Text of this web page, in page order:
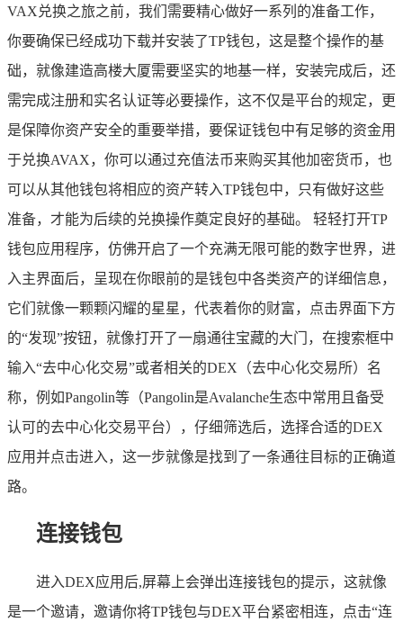
VAX兑换之旅之前，我们需要精心做好一系列的准备工作，
你要确保已经成功下载并安装了TP钱包，这是整个操作的基
础，就像建造高楼大厦需要坚实的地基一样，安装完成后，还
需完成注册和实名认证等必要操作，这不仅是平台的规定，更
是保障你资产安全的重要举措，要保证钱包中有足够的资金用
于兑换AVAX，你可以通过充值法币来购买其他加密货币，也
可以从其他钱包将相应的资产转入TP钱包中，只有做好这些
准备，才能为后续的兑换操作奠定良好的基础。 轻轻打开TP
钱包应用程序，仿佛开启了一个充满无限可能的数字世界，进
入主界面后，呈现在你眼前的是钱包中各类资产的详细信息，
它们就像一颗颗闪耀的星星，代表着你的财富，点击界面下方
的“发现”按钮，就像打开了一扇通往宝藏的大门，在搜索框中
输入“去中心化交易”或者相关的DEX（去中心化交易所）名
称，例如Pangolin等（Pangolin是Avalanche生态中常用且备受
认可的去中心化交易平台），仔细筛选后，选择合适的DEX
应用并点击进入，这一步就像是找到了一条通往目标的正确道
路。
连接钱包
进入DEX应用后,屏幕上会弹出连接钱包的提示，这就像
是一个邀请，邀请你将TP钱包与DEX平台紧密相连，点击“连